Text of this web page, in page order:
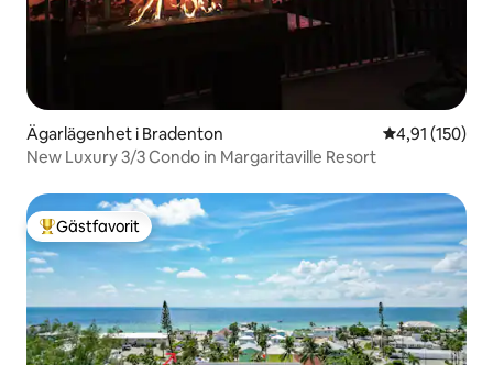
Ägarlägenhet i Bradenton 4,91 av 5 i
4,91 (150)
New Luxury 3/3 Condo in Margaritaville Resort
Populär gästfavorit
Gästfavorit